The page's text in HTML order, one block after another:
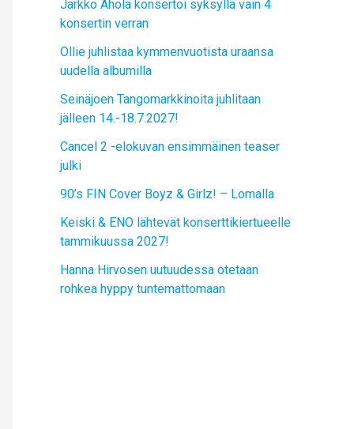
Jarkko Ahola konsertoi syksyllä vain 4
konsertin verran
Ollie juhlistaa kymmenvuotista uraansa
uudella albumilla
Seinäjoen Tangomarkkinoita juhlitaan
jälleen 14.-18.7.2027!
Cancel 2 -elokuvan ensimmäinen teaser
julki
90’s FIN Cover Boyz & Girlz! – Lomalla
Keiski & ENO lähtevät konserttikiertueelle
tammikuussa 2027!
Hanna Hirvosen uutuudessa otetaan
rohkea hyppy tuntemattomaan